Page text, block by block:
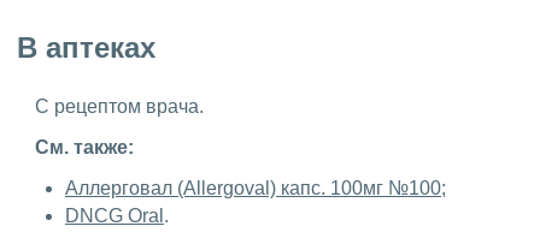
В аптеках
С рецептом врача.
См. также:
Аллерговал (Allergoval) капс. 100мг №100;
DNCG Oral .